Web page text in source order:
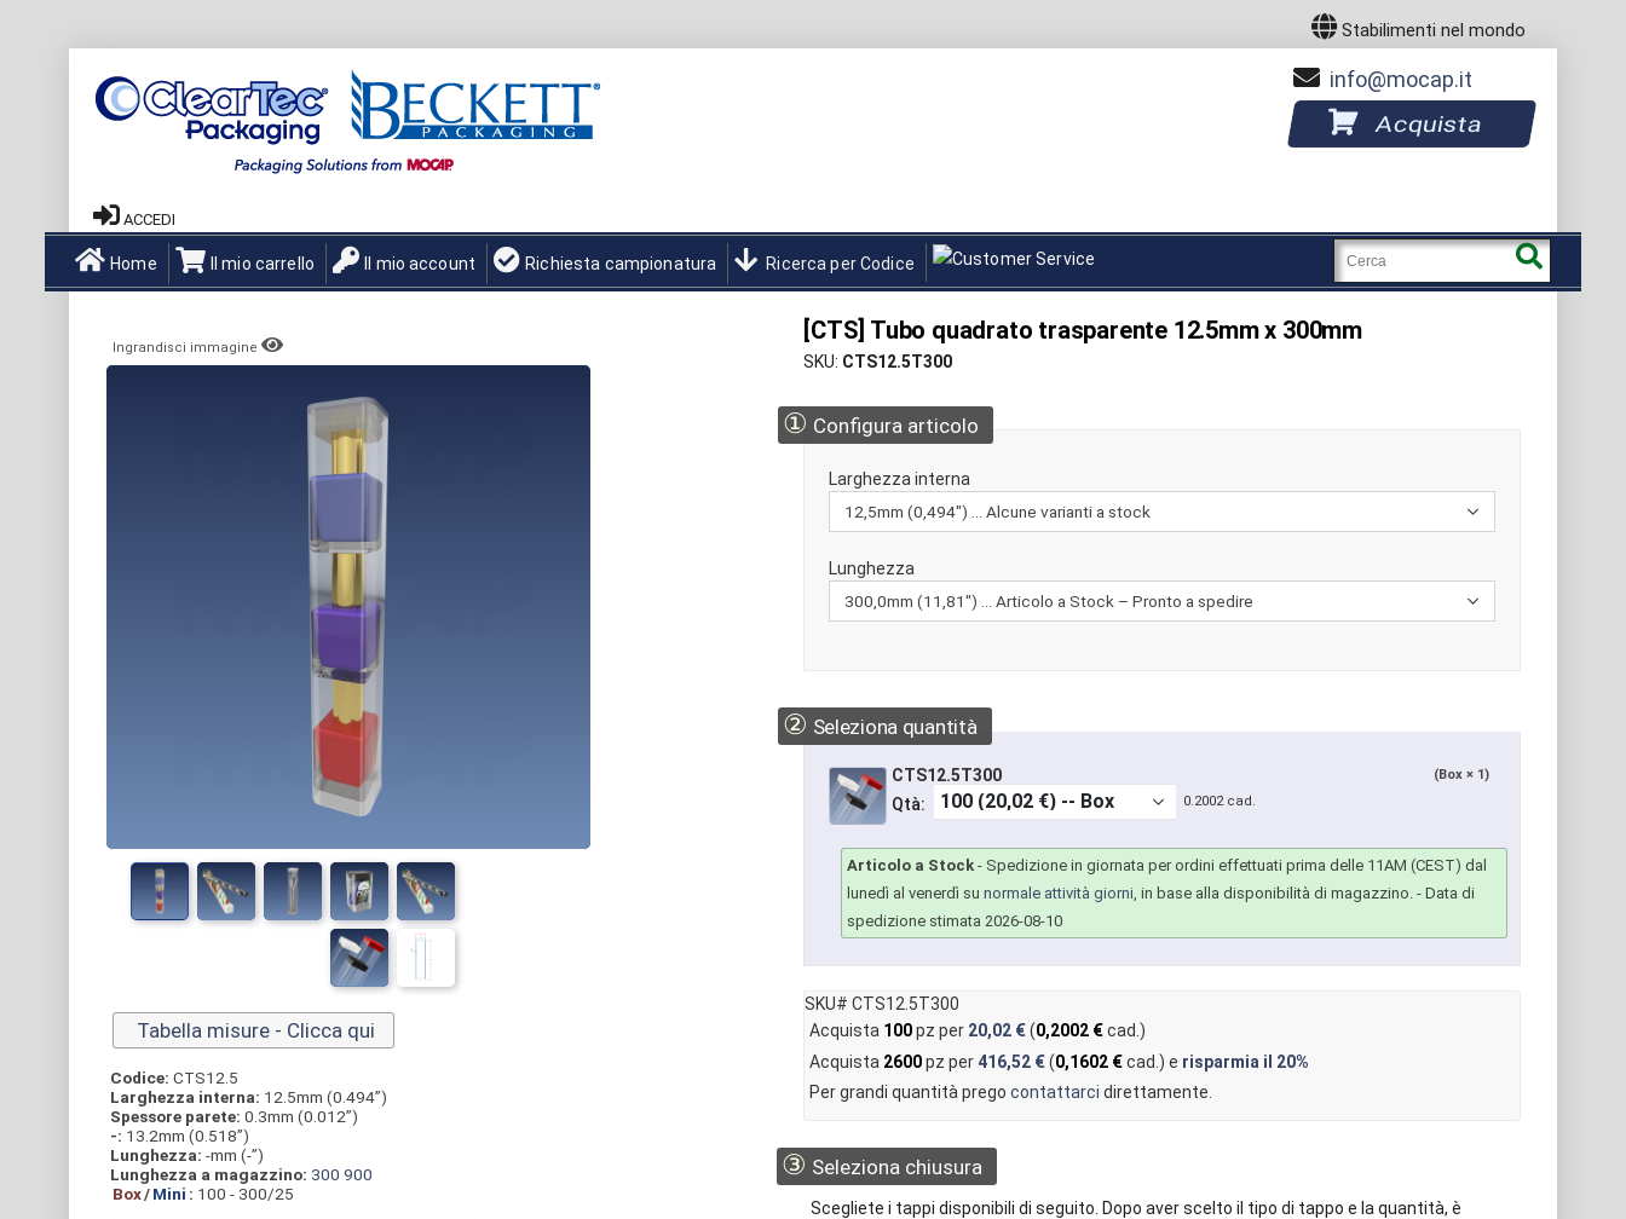
Stabilimenti nel mondo
info
mocap.it
Acquista
ACCEDI
Home Il mio carrello Il mio account Richiesta campionatura Ricerca per Codice
[CTS] Tubo quadrato trasparente 12.5mm x 300mm
SKU CTS12.5T300
① Configura articolo
Larghezza interna
Lunghezza
② Seleziona quantità
CTS12.5T300 (Box × 1)
Qtà: 0.2002 cad.
Articolo a Stock - Spedizione in giornata per ordini effettuati prima delle 11AM (CEST) dal
lunedì al venerdì sunormale attività giorni, in base alla disponibilità di magazzino. - Data di
spedizione stimata 2026-08-10
SKU# CTS12.5T300
Acquista 100pz per 20,02 €(0,2002 €cad.)
Acquista 2600pz per416,52 €(0,1602 €cad.) e risparmia il 20%
Per grandi quantità prego contattarci direttamente.
③ Seleziona chiusura
Scegliete i tappi disponibili di seguito. Dopo aver scelto il tipo di tappo e la quantità, è
Ingrandisci immagine
Tabella misure - Clicca qui
Codice: CTS12.5
Larghezza interna: 12.5mm (0.494”)
Spessore parete: 0.3mm (0.012”)
-: 13.2mm (0.518”)
Lunghezza: -mm (-”)
Lunghezza a magazzino: 300 900
Box/Mini : 100 - 300/25